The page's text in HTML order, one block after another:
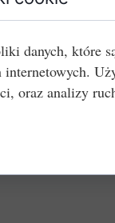
danych, które
internetowych.
oraz analizy